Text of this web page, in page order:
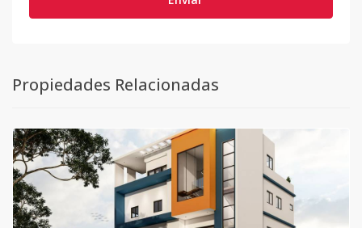
Propiedades Relacionadas